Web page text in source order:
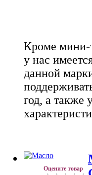
Кроме мини-
у нас
данной
год, а также
Оцените товар